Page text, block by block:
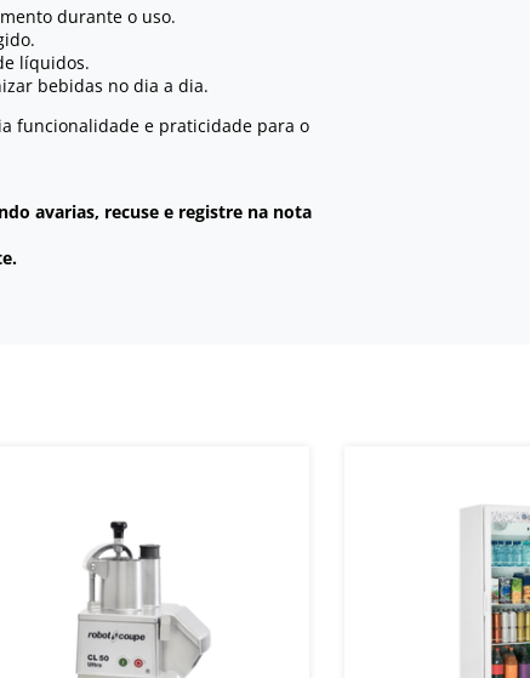
durante o uso.
líquidos.
bebidas no dia a dia.
funcionalidade e praticidade para o
avarias, recuse e registre na nota